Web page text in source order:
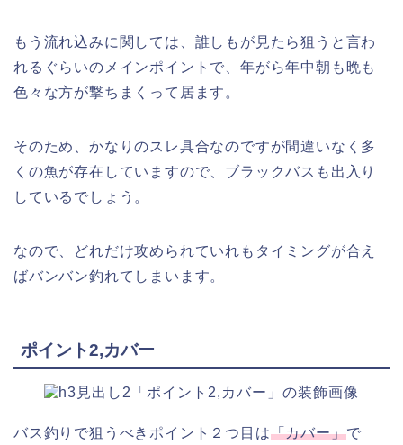
もう流れ込みに関しては、誰しもが見たら狙うと言わ
れるぐらいのメインポイントで、年がら年中朝も晩も
色々な方が撃ちまくって居ます。
そのため、かなりのスレ具合なのですが間違いなく多
くの魚が存在していますので、ブラックバスも出入り
しているでしょう。
なので、どれだけ攻められていれもタイミングが合え
ばバンバン釣れてしまいます。
ポイント2,カバー
バス釣りで狙うべきポイント２つ目は「カバー」で